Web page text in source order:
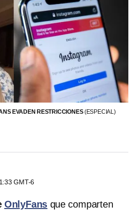
EVADEN RESTRICCIONES(ESPECIAL)
GMT-6
OnlyFans que comparten